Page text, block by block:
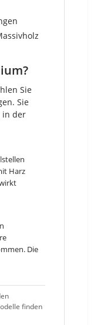
Sie
Sie
in der
Harz
Die
finden